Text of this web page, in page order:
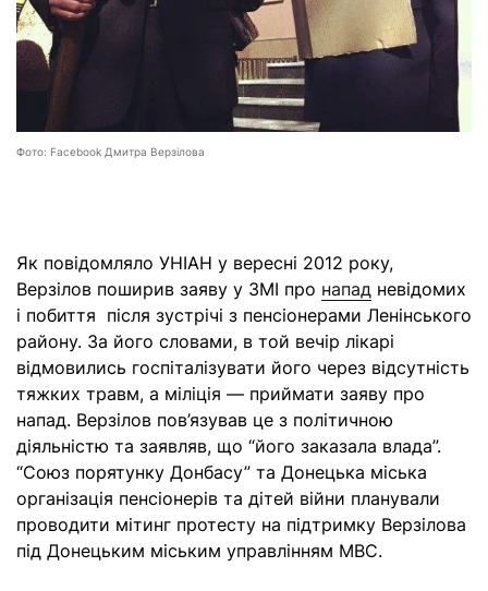
Фото: Facebook Дмитра Верзілова
Як повідомляло УНІАН у вересні 2012 року,
Верзілов поширив заяву у ЗМІ про напад невідомих
і побиття після зустрічі з пенсіонерами Ленінського
району. За його словами, в той вечір лікарі
відмовились госпіталізувати його через відсутність
тяжких травм, а міліція — приймати заяву про
напад. Верзілов пов’язував це з політичною
діяльністю та заявляв, що “його заказала влада”.
“Союз порятунку Донбасу” та Донецька міська
організація пенсіонерів та дітей війни планували
проводити мітинг протесту на підтримку Верзілова
під Донецьким міським управлінням МВС.